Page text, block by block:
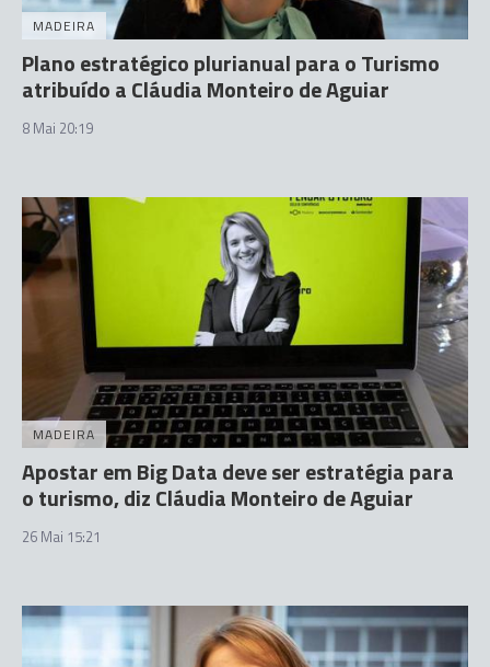
MADEIRA
Plano estratégico plurianual para o Turismo
atribuído a Cláudia Monteiro de Aguiar
8 Mai 20:19
MADEIRA
Apostar em Big Data deve ser estratégia para
o turismo, diz Cláudia Monteiro de Aguiar
26 Mai 15:21